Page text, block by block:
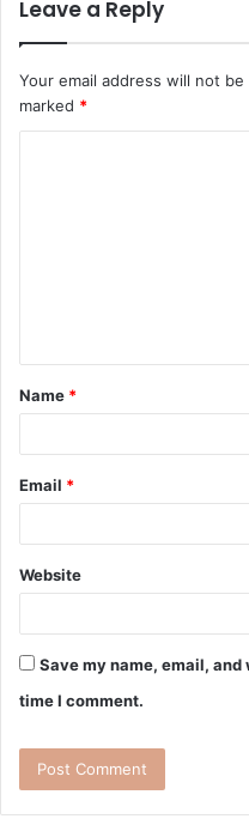
Leave a Reply
Your email address will not be
marked *
Name *
Email *
Website
Save my name, email,
time I comment.